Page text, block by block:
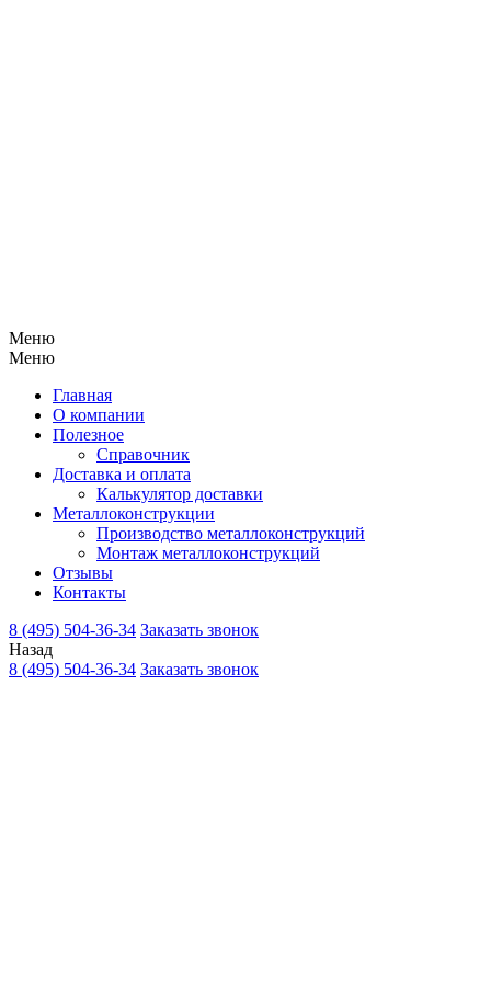
Меню
Меню
Главная
О компании
Полезное
Справочник
Доставка и оплата
Калькулятор доставки
Металлоконструкции
Производство металлоконструкций
Монтаж металлоконструкций
Отзывы
Контакты
8 (495) 504-36-34 Заказать звонок
Назад
8 (495) 504-36-34 Заказать звонок